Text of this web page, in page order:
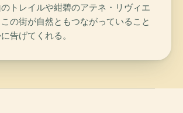
のトレイルや紺碧のアテネ・リヴィエ
の街が自然ともつながっていること
告げてくれる。